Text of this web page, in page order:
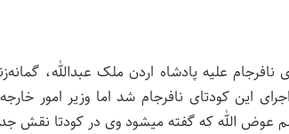
علیه پادشاه اردن ملک عبدالله،
این کودتای نافرجام شد اما وزیر امور
عوض الله که گفته می­شود وی در کودتا نقش